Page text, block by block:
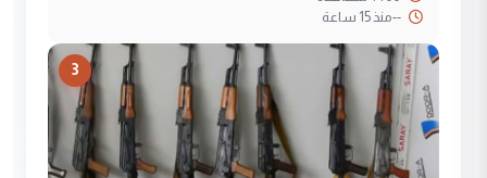
--منذ 15 ساعة
3